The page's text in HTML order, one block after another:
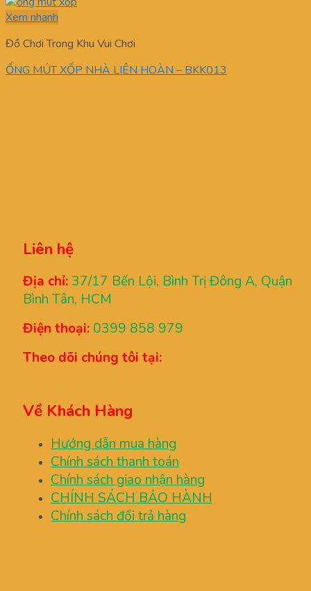
Xem nhanh
Đồ Chơi Trong Khu Vui Chơi
ỐNG MÚT XỐP NHÀ LIÊN HOÀN – BKK013
Liên hệ
Địa chỉ: 37/17 Bến Lội, Bình Trị Đông A, Quận
Bình Tân, HCM
Điện thoại: 0399 858 979
Theo dõi chúng tôi tại:
Về Khách Hàng
Hướng dẫn mua hàng
Chính sách thanh toán
Chính sách giao nhận hàng
CHÍNH SÁCH BẢO HÀNH
Chính sách đổi trả hàng